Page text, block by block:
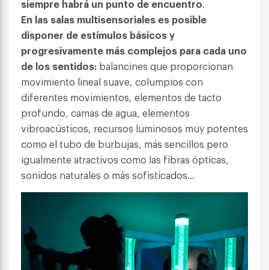
siempre habrá un punto de encuentro.
En las salas multisensoriales es posible
disponer de estímulos básicos y
progresivamente más complejos para cada uno
de los sentidos: balancines que proporcionan
movimiento lineal suave, columpios con
diferentes movimientos, elementos de tacto
profundo, camas de agua, elementos
vibroacústicos, recursos luminosos muy potentes
como el tubo de burbujas, más sencillos pero
igualmente atractivos como las fibras ópticas,
sonidos naturales o más sofisticados…